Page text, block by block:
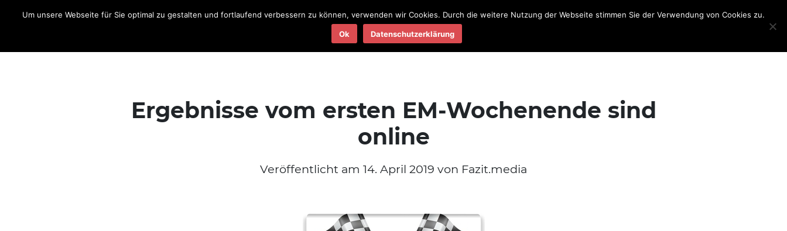
Termine
2025
Ergebnisse
2025
Ergebnisse vom ersten EM-Wochenende sind
online
Veröffentlicht am 14. April 2019 von Fazit.media
Um unsere Webseite für Sie optimal zu gestalten und fortlaufend verbessern zu können, verwenden wir Cookies. Durch die weitere Nutzung der Webseite stimmen Sie der Verwendung von Cookies zu.
Ok Datenschutzerklärung